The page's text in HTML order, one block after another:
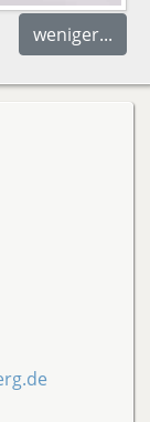
weniger...